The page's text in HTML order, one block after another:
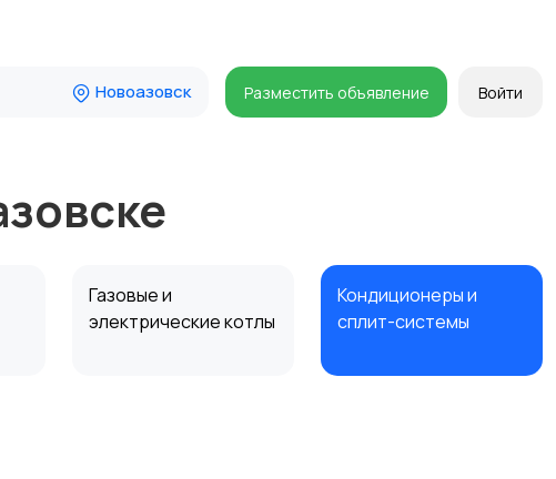
Новоазовск Разместить объявление Войти
Газовые и
электрические котлы
Кондиционеры и
сплит-системы